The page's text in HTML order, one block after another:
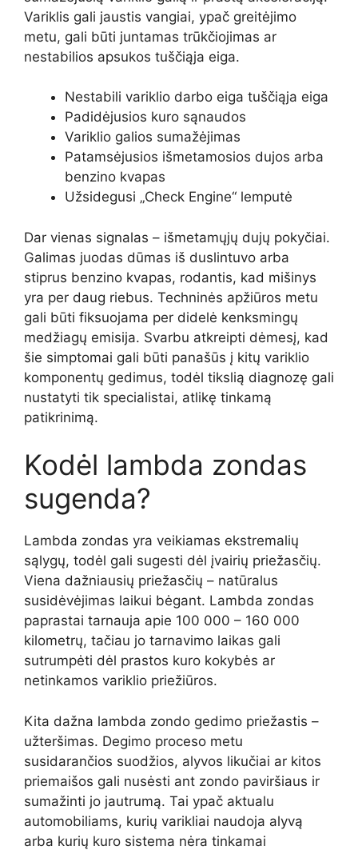
Variklis gali jaustis vangiai, ypač greitėjimo
metu, gali būti juntamas trūkčiojimas ar
nestabilios apsukos tuščiąja eiga.
Nestabili variklio darbo eiga tuščiąja eiga
Padidėjusios kuro sąnaudos
Variklio galios sumažėjimas
Patamsėjusios išmetamosios dujos arba
benzino kvapas
Užsidegusi „Check Engine“ lemputė
Dar vienas signalas – išmetamųjų dujų pokyčiai.
Galimas juodas dūmas iš duslintuvo arba
stiprus benzino kvapas, rodantis, kad mišinys
yra per daug riebus. Techninės apžiūros metu
gali būti fiksuojama per didelė kenksmingų
medžiagų emisija. Svarbu atkreipti dėmesį, kad
šie simptomai gali būti panašūs į kitų variklio
komponentų gedimus, todėl tikslią diagnozę gali
nustatyti tik specialistai, atlikę tinkamą
patikrinimą.
Kodėl lambda zondas
sugenda?
Lambda zondas yra veikiamas ekstremalių
sąlygų, todėl gali sugesti dėl įvairių priežasčių.
Viena dažniausių priežasčių – natūralus
susidėvėjimas laikui bėgant. Lambda zondas
paprastai tarnauja apie 100 000 – 160 000
kilometrų, tačiau jo tarnavimo laikas gali
sutrumpėti dėl prastos kuro kokybės ar
netinkamos variklio priežiūros.
Kita dažna lambda zondo gedimo priežastis –
užteršimas. Degimo proceso metu
susidarančios suodžios, alyvos likučiai ar kitos
priemaišos gali nusėsti ant zondo paviršiaus ir
sumažinti jo jautrumą. Tai ypač aktualu
automobiliams, kurių varikliai naudoja alyvą
arba kurių kuro sistema nėra tinkamai